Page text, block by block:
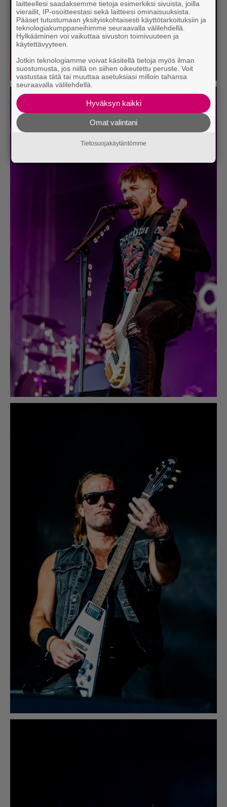
laitteellesi saadaksemme tietoja esimerkiksi sivuista, joilla
vierailit, IP-osoitteestasi sekä laitteesi ominaisuuksista.
Pääset tutustumaan yksityiskohtaisesti käyttötarkoituksiin ja
teknologiakumppaneihimme seuraavalla välilehdellä.
Hylkääminen voi vaikuttaa sivuston toimivuuteen ja
käytettävyyteen.
Jotkin teknologiamme voivat käsitellä tietoja myös ilman
suostumusta, jos niillä on siihen oikeutettu peruste. Voit
vastustaa tätä tai muuttaa asetuksiasi milloin tahansa
seuraavalla välilehdellä.
Hyväksyn kaikki
Omat valintani
Tietosuojakäytäntömme